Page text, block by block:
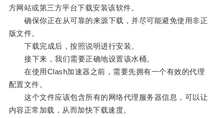
方网站或第三方平台下载安装该软件。
确保你正在从可靠的来源下载，并尽可能避免使用非正
版文件。
下载完成后，按照说明进行安装。
接下来，我们需要正确地设置该水桶。
在使用Clash加速器之前，需要先拥有一个有效的代理
配置文件。
这个文件应该包含所有的网络代理服务器信息，可以让
内容正常加载，从而加快下载速度。